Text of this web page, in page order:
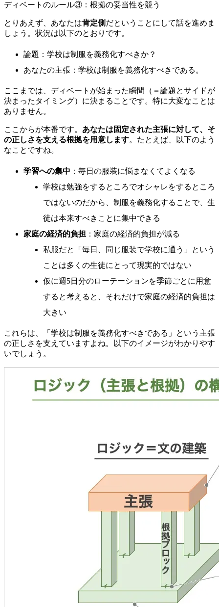
ディベートのルール③：根拠の妥当性を競う
とりあえず、あなたは肯定側 だということにして話を進めま
しょう。状況は以下のとおりです。
論題：学校は制服を義務化すべきか？
あなたの主張：学校は制服を義務化すべきである。
ここまでは、ディベートが始まった瞬間（＝論題とサイドが
決まったタイミング）に決まることです。特に大変なことは
ありません。
ここからが本番です。 あなたは固定された主張に対して、そ
の正しさを支える根拠を用意します。たとえば、以下のよう
なことですね。
学習への集中 ：毎日の服装に悩まなくてよくなる
学校は勉強をするところでオシャレをするところ
ではないのだから、制服を義務化することで、生
徒は本来すべきことに集中できる
家庭の経済的負担 ：家庭の経済的負担が減る
私服だと「毎日、同じ服装で学校に通う」という
ことは多くの生徒にとって現実的ではない
仮に週5日分のローテーションを季節ごとに用意
すると考えると、それだけで家庭の経済的負担は
大きい
これらは、「学校は制服を義務化すべきである」という主張
の正しさを支えていますよね。以下のイメージがわかりやす
いでしょう。